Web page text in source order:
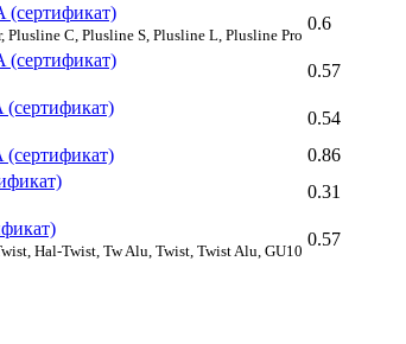
(сертификат)
C, Plusline S, Plusline L, Plusline Pro
0.6
(сертификат)
0.57
0.54
0.86
0.31
Hal-Twist, Tw Alu, Twist, Twist Alu, GU10
0.57